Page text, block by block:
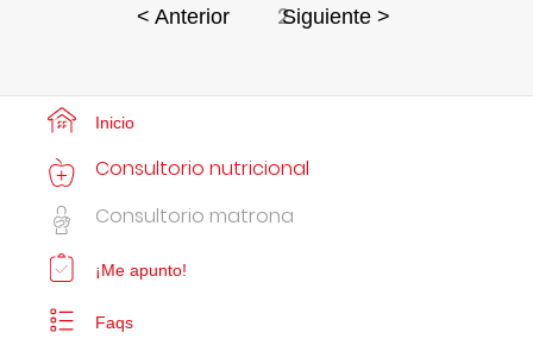
< Anterior 2Siguiente >
Inicio
Consultorio nutricional
Consultorio matrona
¡Me apunto!
Faqs